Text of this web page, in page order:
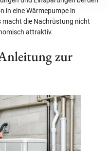
in eine Wärmepumpe in
macht die Nachrüstung nicht
attraktiv.
zur